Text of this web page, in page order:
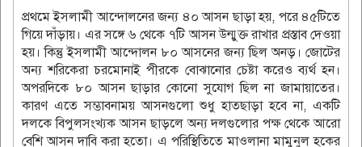
প্রথমে ইসলামী আন্দোলনের জন্য ৪০ আসন ছাড়া হয়, পরে ৪৫টিতে
গিয়ে দাঁড়ায়। এর সঙ্গে ৬ থেকে ৭টি আসন উন্মুক্ত রাখার প্রস্তাব দেওয়া
হয়। কিন্তু ইসলামী আন্দোলন ৮০ আসনের জন্য ছিল অনড়। জোটের
অন্য শরিকেরা চরমোনাই পীরকে বোঝানোর চেষ্টা করেও ব্যর্থ হন।
অপরদিকে ৮০ আসন ছাড়ার কোনো সুযোগ ছিল না জামায়াতের।
কারণ এতে সম্ভাবনাময় আসনগুলো শুধু হাতছাড়া হবে না, একটি
দলকে বিপুলসংখ্যক আসন ছাড়লে অন্য দলগুলোর পক্ষ থেকে আরো
বেশি আসন দাবি করা হতো। এ পরিস্থিতিতে মাওলানা মামুনুল হকের